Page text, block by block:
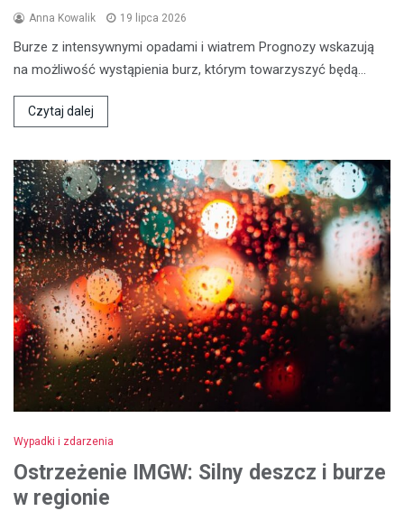
Anna Kowalik 19 lipca 2026
Burze z intensywnymi opadami i wiatrem Prognozy wskazują
na możliwość wystąpienia burz, którym towarzyszyć będą…
Czytaj dalej
Wypadki i zdarzenia
Ostrzeżenie IMGW: Silny deszcz i burze
w regionie